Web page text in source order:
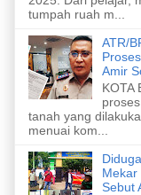
tumpah ruah m...
ATR/
Amir
KOTA
tanah yang
menuai kom...
Mekar
Sebut